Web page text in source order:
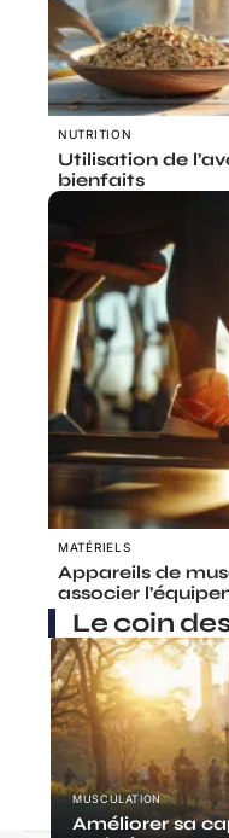
NUTRITION
Utilisation de
bienfaits
MATÉRIELS
Appareils de
associer
Le coin
MUSCULATION
Améliorer sa